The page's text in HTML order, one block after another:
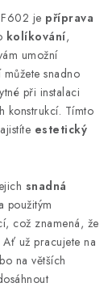
je příprava
kolíkování,
umožní
snadno
při instalaci
konstrukcí. Tímto
estetický
snadná
použitým
což znamená, že
už pracujete na
na větších